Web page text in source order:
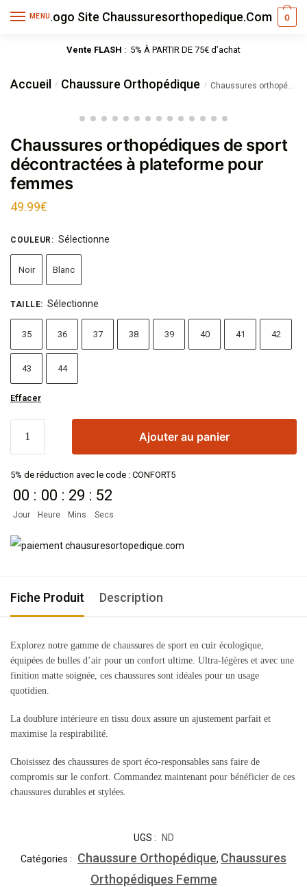
MENU 0
Vente FLASH : 5% À PARTIR DE 75€ d’achat
Accueil / Chaussure Orthopédique / Chaussures orthopédiques de sport décontractées à plateforme pour femmes
Chaussures orthopédiques de sport
décontractées à plateforme pour
femmes
49.99€
COULEUR : Sélectionne
Noir Blanc
TAILLE: Sélectionne
35 36 37 38 39 40 41 42
43 44
Effacer
Ajouter au panier
5% de réduction avec le code : CONFORT5
00
Jour
: 00
Heure
: 29
Mins
: 51
Secs
Fiche Produit Description
Explorez notre gamme de chaussures de sport en cuir écologique,
équipées de bulles d’air pour un confort ultime. Ultra-légères et avec une
finition matte soignée, ces chaussures sont idéales pour un usage
quotidien.
La doublure intérieure en tissu doux assure un ajustement parfait et
maximise la respirabilité.
Choisissez des chaussures de sport éco-responsables sans faire de
compromis sur le confort. Commandez maintenant pour bénéficier de ces
chaussures durables et stylées.
UGS :
ND
Catégories :
Chaussure Orthopédique, Chaussures
Orthopédiques Femme